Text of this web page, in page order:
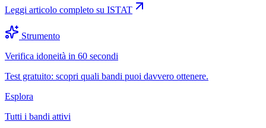
Leggi articolo completo su ISTAT
Strumento
Verifica idoneità in 60 secondi
Test gratuito: scopri quali bandi puoi davvero ottenere.
Esplora
Tutti i bandi attivi